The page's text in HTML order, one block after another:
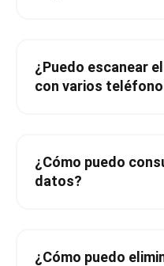
¿Puedo escanear
con varios
¿Cómo puedo
datos?
¿Cómo puedo